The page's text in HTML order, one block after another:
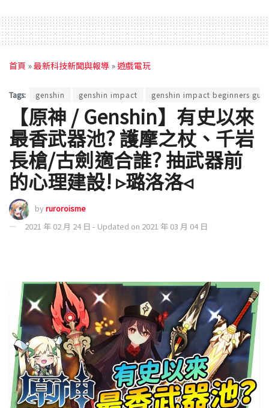
首頁 »最新科技新聞與報導 »遊戲電玩
Tags: genshin genshin impact genshin impact beginners
【原神 / Genshin】有史以來
最香武器池? 護摩之杖、千岩
長槍/古劍適合誰? 抽武器前
的心理建設! ▹璐洛洛◃
byruroroisme
2021 年 02 月 24 日 - Updated on 2021 年 03 月 04 日